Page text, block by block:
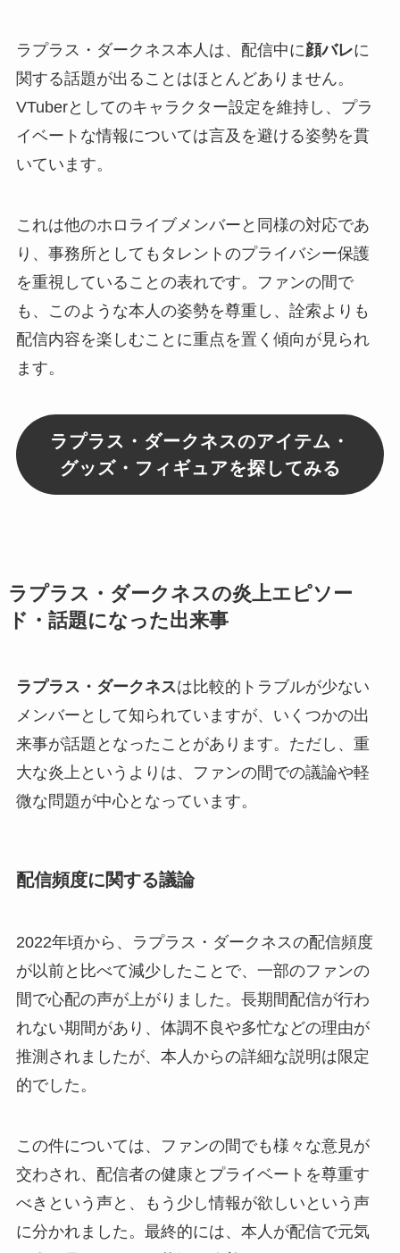
ラプラス・ダークネス本人は、配信中に顔バレに
関する話題が出ることはほとんどありません。
VTuberとしてのキャラクター設定を維持し、プラ
イベートな情報については言及を避ける姿勢を貫
いています。
これは他のホロライブメンバーと同様の対応であ
り、事務所としてもタレントのプライバシー保護
を重視していることの表れです。ファンの間で
も、このような本人の姿勢を尊重し、詮索よりも
配信内容を楽しむことに重点を置く傾向が見られ
ます。
ラプラス・ダークネスのアイテム・
グッズ・フィギュアを探してみる
ラプラス・ダークネスの炎上エピソー
ド・話題になった出来事
ラプラス・ダークネスは比較的トラブルが少ない
メンバーとして知られていますが、いくつかの出
来事が話題となったことがあります。ただし、重
大な炎上というよりは、ファンの間での議論や軽
微な問題が中心となっています。
配信頻度に関する議論
2022年頃から、ラプラス・ダークネスの配信頻度
が以前と比べて減少したことで、一部のファンの
間で心配の声が上がりました。長期間配信が行わ
れない期間があり、体調不良や多忙などの理由が
推測されましたが、本人からの詳細な説明は限定
的でした。
この件については、ファンの間でも様々な意見が
交わされ、配信者の健康とプライベートを尊重す
べきという声と、もう少し情報が欲しいという声
に分かれました。最終的には、本人が配信で元気